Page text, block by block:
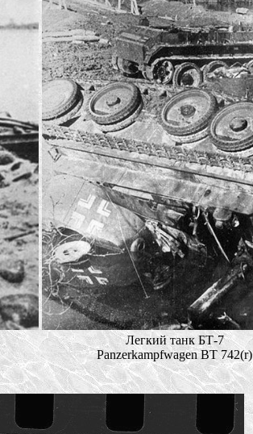
Легкий танк БТ-7
Panzerkampfwagen BT 742(r)